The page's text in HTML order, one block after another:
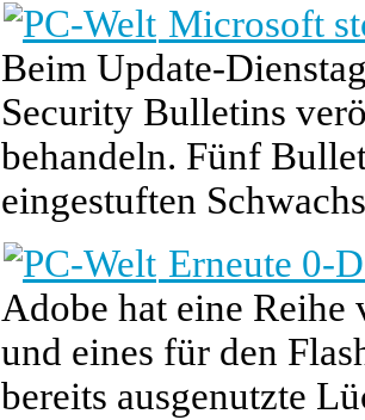
Microsoft
Beim Update-
Security Bulletins
behandeln. Fünf
eingestuften
Erneute 0-
Adobe hat eine Reihe
und eines für den
bereits ausgenutzte